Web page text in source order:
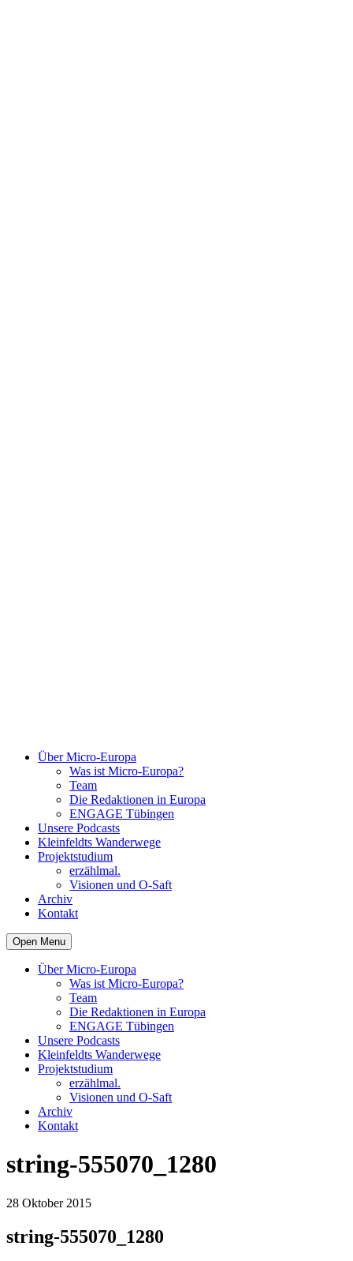
Über Micro-Europa
Was ist Micro-Europa?
Team
Die Redaktionen in Europa
ENGAGE Tübingen
Unsere Podcasts
Kleinfeldts Wanderwege
Projektstudium
erzählmal.
Visionen und O-Saft
Archiv
Kontakt
Open Menu
Über Micro-Europa
Was ist Micro-Europa?
Team
Die Redaktionen in Europa
ENGAGE Tübingen
Unsere Podcasts
Kleinfeldts Wanderwege
Projektstudium
erzählmal.
Visionen und O-Saft
Archiv
Kontakt
string-555070_1280
28 Oktober 2015
string-555070_1280